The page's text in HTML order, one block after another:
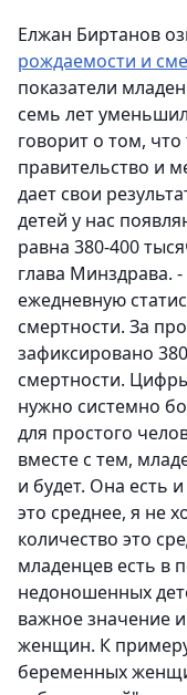
Елжан Биртанов
рождаемости и
показатели
семь лет
говорит о том,
правительство и
дает свои
детей у нас
равна 380-400
глава Минздрава.
ежедневную
смертности. За
зафиксировано
смертности.
нужно системно
для простого
вместе с тем,
и будет. Она есть
это среднее, я не
количество это
младенцев есть в
недоношенных
важное значение
женщин. К
беременных